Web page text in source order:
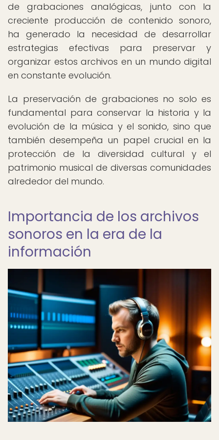
de grabaciones analógicas, junto con la
creciente producción de contenido sonoro,
ha generado la necesidad de desarrollar
estrategias efectivas para preservar y
organizar estos archivos en un mundo digital
en constante evolución.
La preservación de grabaciones no solo es
fundamental para conservar la historia y la
evolución de la música y el sonido, sino que
también desempeña un papel crucial en la
protección de la diversidad cultural y el
patrimonio musical de diversas comunidades
alrededor del mundo.
Importancia de los archivos
sonoros en la era de la
información